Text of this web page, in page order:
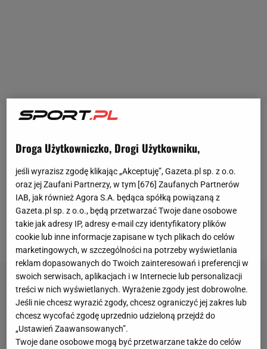
BarcelonyJoan Laportaogłosił, że klub porozumiał
się z Sergim Roberto w sprawie nowego kontraktu.
Hiszpan miał parafować podpis pod nową umową
kilka dni później, a przy tym zgodzić się na obniżkę
zarobków w obliczu problemów finansowych
Blaugrany. To był czwartek, 9 września.
Droga Użytkowniczko, Drogi Użytkowniku,
jeśli wyrazisz zgodę klikając „Akceptuję”, Gazeta.pl sp. z o.o.
oraz jej Zaufani Partnerzy, w tym [676] Zaufanych Partnerów
IAB, jak również Agora S.A. będąca spółką powiązaną z
Gazeta.pl sp. z o.o., będą przetwarzać Twoje dane osobowe
takie jak adresy IP, adresy e-mail czy identyfikatory plików
cookie lub inne informacje zapisane w tych plikach do celów
marketingowych, w szczególności na potrzeby wyświetlania
reklam dopasowanych do Twoich zainteresowań i preferencji w
swoich serwisach, aplikacjach i w Internecie lub personalizacji
treści w nich wyświetlanych. Wyrażenie zgody jest dobrowolne.
Jeśli nie chcesz wyrazić zgody, chcesz ograniczyć jej zakres lub
chcesz wycofać zgodę uprzednio udzieloną przejdź do
„Ustawień Zaawansowanych”.
Twoje dane osobowe mogą być przetwarzane także do celów